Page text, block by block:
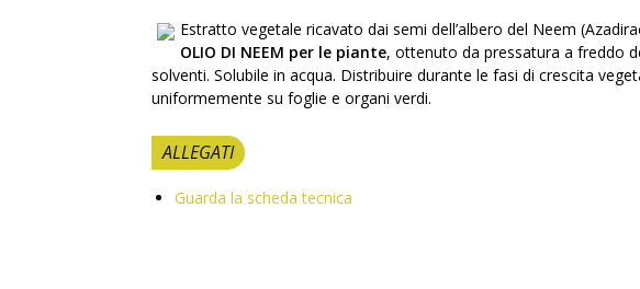
Estratto vegetale ricavato dai semi dell’albero del Neem
OLIO DI NEEM per le piante, ottenuto da pressatura a freddo
solventi. Solubile in acqua. Distribuire durante le fasi di crescita
uniformemente su foglie e organi verdi.
ALLEGATI
Guarda la scheda tecnica